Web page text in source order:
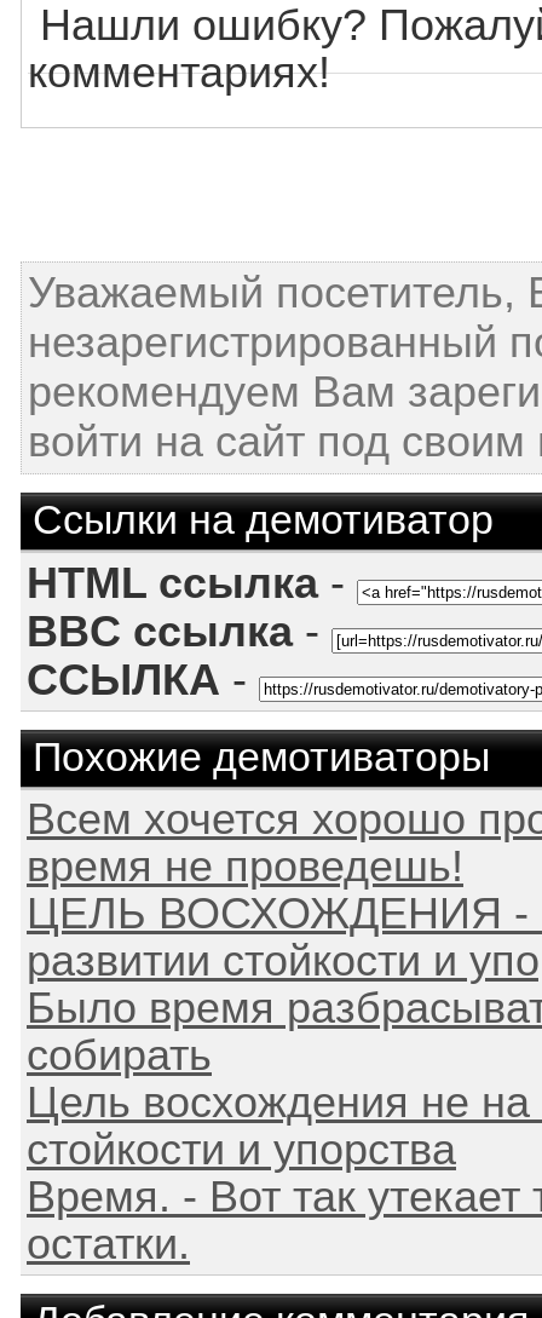
Нашли ошибку?
комментариях!
Уважаемый посетитель,
незарегистрированный
рекомендуем Вам
войти на сайт под
Ссылки на демотиватор
HTML ссылка-
BBC ссылка-
ССЫЛКА -
Похожие демотиваторы
Всем хочется хорошо
время не проведешь!
ЦЕЛЬ ВОСХОЖДЕНИЯ -
развитии стойкости и
Было время
собирать
Цель восхождения не
стойкости и упорства
Время. - Вот так
остатки.